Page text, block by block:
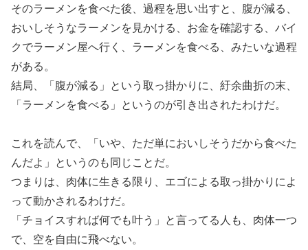
そのラーメンを食べた後、過程を思い出すと、腹が減る、
おいしそうなラーメンを見かける、お金を確認する、バイ
クでラーメン屋へ行く、ラーメンを食べる、みたいな過程
がある。
結局、「腹が減る」という取っ掛かりに、紆余曲折の末、
「ラーメンを食べる」というのが引き出されたわけだ。
これを読んで、「いや、ただ単においしそうだから食べた
んだよ」というのも同じことだ。
つまりは、肉体に生きる限り、エゴによる取っ掛かりによ
って動かされるわけだ。
「チョイスすれば何でも叶う」と言ってる人も、肉体一つ
で、空を自由に飛べない。